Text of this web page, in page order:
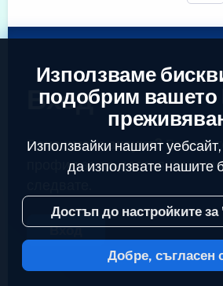
Вход
Вече имате акаунт?
профил за да достъпите
Вход
2023 ©
Използваме
подобрим вашето
Използвайки нашият
да използвате нашите
Достъп до настройките
Добре, съгласен